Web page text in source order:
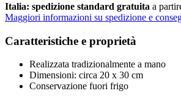
Italia: spedizione standard gratuita a
Maggiori informazioni su spedizione e
Caratteristiche e proprietà
Realizzata tradizionalmente a mano
Dimensioni: circa 20 x 30 cm
Conservazione fuori frigo